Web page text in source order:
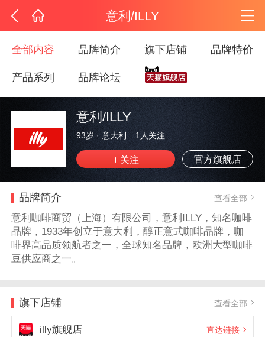
意利/ILLY
全部内容 品牌简介 旗下店铺 品牌特价
产品系列 品牌论坛
意利/ILLY
93岁 · 意大利 1 人关注
官方旗舰店
品牌简介 查看全部
意利咖啡商贸（上海）有限公司，意利ILLY，知名咖啡
品牌，1933年创立于意大利，醇正意式咖啡品牌，咖
啡界高品质领航者之一，全球知名品牌，欧洲大型咖啡
豆供应商之一。
旗下店铺 查看全部
illy旗舰店 直达链接